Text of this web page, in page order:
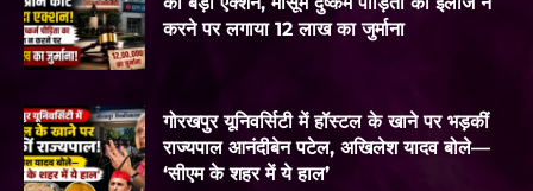
करने पर लगाया 12 लाख का जुर्माना
गोरखपुर यूनिवर्सिटी में हॉस्टल के खाने पर भड़कीं
राज्यपाल आनंदीबेन पटेल, अखिलेश यादव बोले—
‘सीएम के शहर में ये हाल’